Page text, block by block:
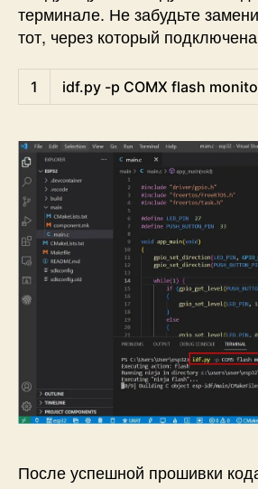
терминале. Не забудьте
тот, через который
1 idf.py -p COMX flash
После успешной прошивки